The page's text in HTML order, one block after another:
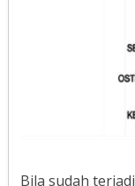
Bila sudah